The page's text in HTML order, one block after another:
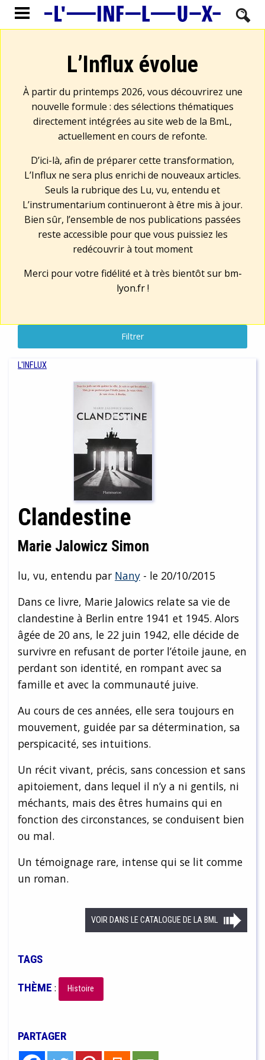
L’Influx évolue
À partir du printemps 2026, vous découvrirez une
nouvelle formule : des sélections thématiques
directement intégrées au site web de la BmL,
actuellement en cours de refonte.
D’ici-là, afin de préparer cette transformation,
L’Influx ne sera plus enrichi de nouveaux articles.
Seuls la rubrique des Lu, vu, entendu et
L’instrumentarium continueront à être mis à jour.
Bien sûr, l’ensemble de nos publications passées
reste accessible pour que vous puissiez les
redécouvrir à tout moment
Merci pour votre fidélité et à très bientôt sur bm-
lyon.fr!
Filtrer
L'INFLUX
Clandestine
Marie Jalowicz Simon
lu, vu, entendu par Nany - le 20/10/2015
Dans ce livre, Marie Jalowics relate sa vie de
clandestine à Berlin entre 1941 et 1945. Alors
âgée de 20 ans, le 22 juin 1942, elle décide de
survivre en refusant de porter l’étoile jaune, en
perdant son identité, en rompant avec sa
famille et avec la communauté juive.
Au cours de ces années, elle sera toujours en
mouvement, guidée par sa détermination, sa
perspicacité, ses intuitions.
Un récit vivant, précis, sans concession et sans
apitoiement, dans lequel il n’y a ni gentils, ni
méchants, mais des êtres humains qui en
fonction des circonstances, se conduisent bien
ou mal.
Un témoignage rare, intense qui se lit comme
un roman.
VOIR DANS LE CATALOGUE DE LA BML
TAGS
THÈME : Histoire
PARTAGER